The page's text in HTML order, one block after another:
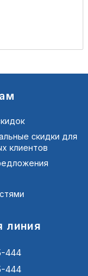
скидки для
клиентов
линия
444
444